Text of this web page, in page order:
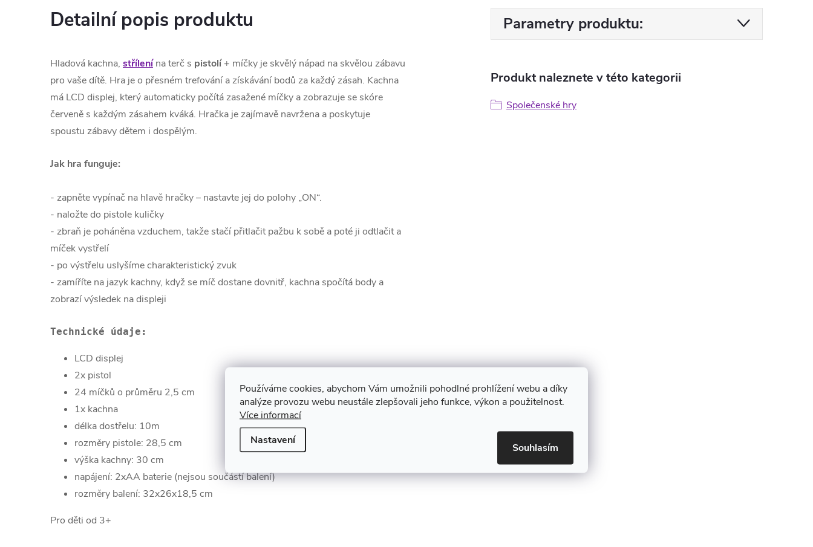
Používáme cookies, abychom Vám umožnili pohodlné prohlížení webu a díky
analýze provozu webu neustále zlepšovali jeho funkce, výkon a použitelnost.
Více informací
Nastavení
Souhlasím
Detailní popis produktu
Hladová kachna, střílenína terč s pistolí+ míčky je skvělý nápad na skvělou zábavu
pro vaše dítě. Hra je o přesném trefování a získávání bodů za každý zásah. Kachna
má LCD displej, který automaticky počítá zasažené míčky a zobrazuje se skóre
červeně s každým zásahem kváká. Hračka je zajímavě navržena a poskytuje
spoustu zábavy dětem i dospělým.
Jak hra funguje:
- zapněte vypínač na hlavě hračky – nastavte jej do polohy „ON“.
- naložte do pistole kuličky
- zbraň je poháněna vzduchem, takže stačí přitlačit pažbu k sobě a poté ji odtlačit a
míček vystřelí
- po výstřelu uslyšíme charakteristický zvuk
- zamíříte na jazyk kachny, když se míč dostane dovnitř, kachna spočítá body a
zobrazí výsledek na displeji
Technické údaje:
LCD displej
2x pistol
24 míčků o průměru 2,5 cm
1x kachna
délka dostřelu: 10m
rozměry pistole: 28,5 cm
výška kachny: 30 cm
napájení: 2xAA baterie (nejsou součástí balení)
rozměry balení: 32x26x18,5 cm
Pro děti od 3+
Parametry produktu:
Produkt naleznete v této kategorii
Společenské hry